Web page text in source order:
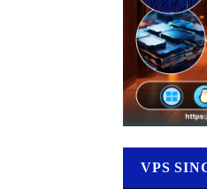
VPS